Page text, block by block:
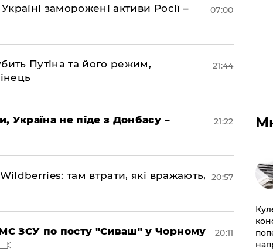
заморожені активи Росії –
07:00
Путіна та його режим,
21:44
Україна не піде з Донбасу –
21:22
там втрати, які вражають,
20:57
ЗСУ по посту "Сиваш" у Чорному
20:11